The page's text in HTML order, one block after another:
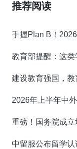
推荐阅读
教育部提醒：这类
建设教育强国，
2026年上半年中
中留服公布留学